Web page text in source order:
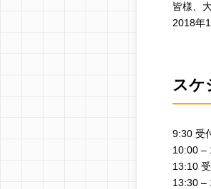
皆様、
2018年
スケ
9:30 受
10:00 –
13:10
13:30 –